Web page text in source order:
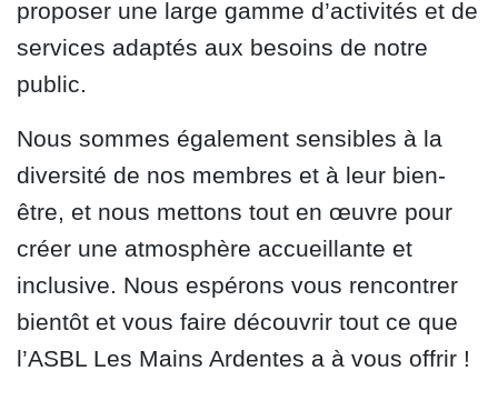
proposer une large gamme d’activités et de
services adaptés aux besoins de notre
public.
Nous sommes également sensibles à la
diversité de nos membres et à leur bien-
être, et nous mettons tout en œuvre pour
créer une atmosphère accueillante et
inclusive. Nous espérons vous rencontrer
bientôt et vous faire découvrir tout ce que
l’ASBL Les Mains Ardentes a à vous offrir !